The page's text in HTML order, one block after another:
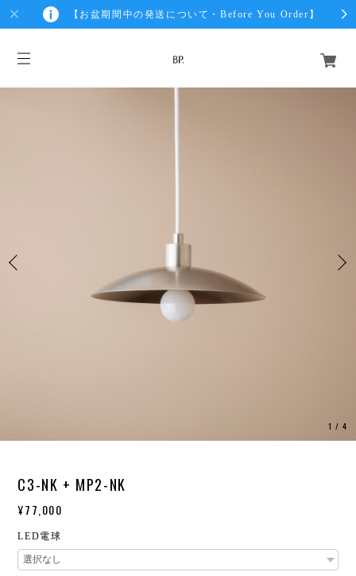
【お盆期間中の発送について・Before You Order】
1 /4
C3-NK + MP2-NK
¥77,000
LED電球